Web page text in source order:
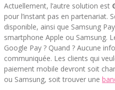
Actuellement, l’autre solution est
pour l’instant pas en partenariat.
disponible, ainsi que Samsung
smartphone Apple ou Samsung.
Google Pay ? Quand ? Aucune
communiquée. Les clients qui
paiement mobile devront soit
ou Samsung, soit trouver une